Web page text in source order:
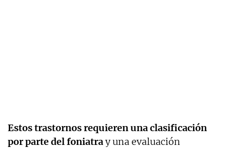
Estos trastornos requieren una clasificación
por parte del foniatray una evaluación